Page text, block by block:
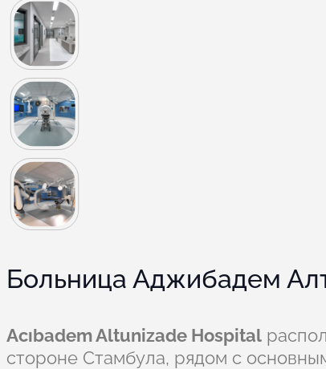
Больница Аджибадем
Acıbadem Altunizade Hospital
стороне Стамбула, рядом с